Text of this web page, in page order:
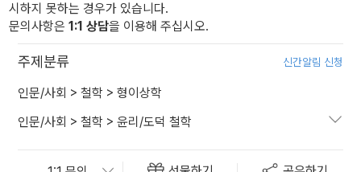
시하지 못하는 경우가 있습니다.
문의사항은 1:1 상담을 이용해 주십시오.
주제분류 신간알림 신청
인문/사회 > 철학 > 형이상학
인문/사회 > 철학 > 윤리/도덕 철학